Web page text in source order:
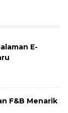
E-
F&B Menarik